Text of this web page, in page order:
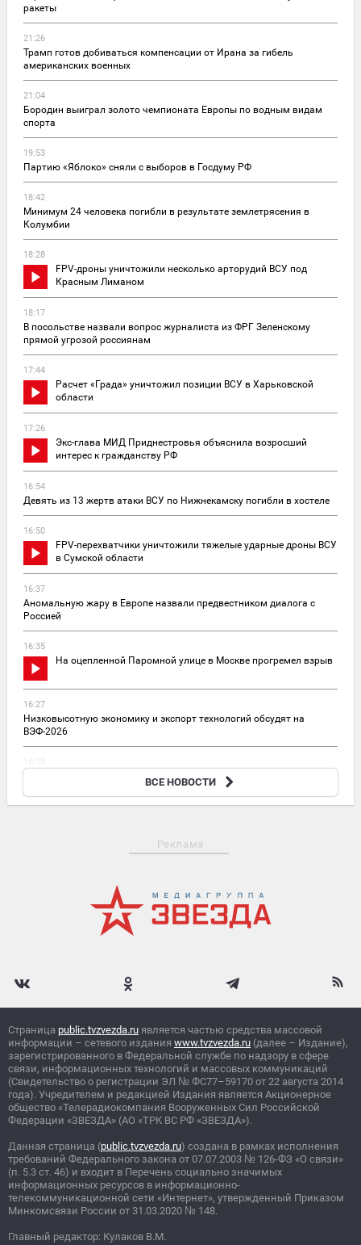
ракеты
21:26
Трамп готов добиваться компенсации от Ирана за гибель
американских военных
21:04
Бородин выиграл золото чемпионата Европы по водным видам
спорта
19:53
Партию «Яблоко» сняли с выборов в Госдуму РФ
18:42
Минимум 24 человека погибли в результате землетрясения в
Колумбии
18:28
FPV-дроны уничтожили несколько арторудий ВСУ под
Красным Лиманом
18:17
В посольстве назвали вопрос журналиста из ФРГ Зеленскому
прямой угрозой россиянам
17:44
Расчет «Града» уничтожил позиции ВСУ в Харьковской
области
17:26
Экс-глава МИД Приднестровья объяснила возросший
интерес к гражданству РФ
16:54
Девять из 13 жертв атаки ВСУ по Нижнекамску погибли в хостеле
16:50
FPV-перехватчики уничтожили тяжелые ударные дроны ВСУ
в Сумской области
16:37
Аномальную жару в Европе назвали предвестником диалога с
Россией
16:35
На оцепленной Паромной улице в Москве прогремел взрыв
16:27
Низковысотную экономику и экспорт технологий обсудят на
ВЭФ-2026
Путин признался, что онемел от изумления, впервые выехав
за пределы Ленинграда
ВСЕ НОВОСТИ
Реклама
Страница public.tvzvezda.ru является частью средства массовой
информации – сетевого издания www.tvzvezda.ru (далее – Издание),
зарегистрированного в Федеральной службе по надзору в сфере
связи, информационных технологий и массовых коммуникаций
(Свидетельство о регистрации ЭЛ № ФС77–59170 от 22 августа 2014
года). Учредителем и редакцией Издания является Акционерное
общество «Телерадиокомпания Вооруженных Сил Российской
Федерации «ЗВЕЗДА» (АО «ТРК ВС РФ «ЗВЕЗДА»).
Данная страница (public.tvzvezda.ru) создана в рамках исполнения
требований Федерального закона от 07.07.2003 № 126-ФЗ «О связи»
(п. 5.3 ст. 46) и входит в Перечень социально значимых
информационных ресурсов в информационно-
телекоммуникационной сети «Интернет», утвержденный Приказом
Минкомсвязи России от 31.03.2020 № 148.
Главный редактор: Кулаков В.М.